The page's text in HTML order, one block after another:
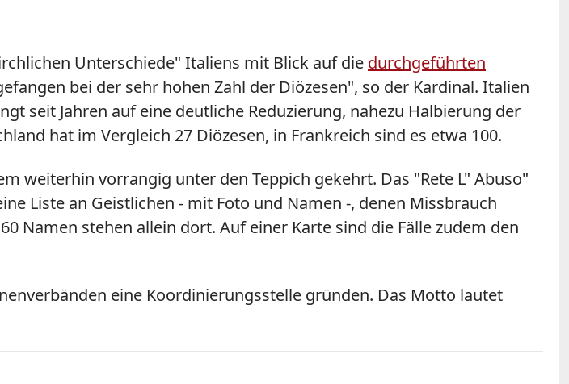
Unterschiede" Italiens mit Blick auf die durchgeführten
bei der sehr hohen Zahl der Diözesen", so der Kardinal. Italien
seit Jahren auf eine deutliche Reduzierung, nahezu Halbierung der
hat im Vergleich 27 Diözesen, in Frankreich sind es etwa 100.
weiterhin vorrangig unter den Teppich gekehrt. Das "Rete L" Abuso"
Liste an Geistlichen - mit Foto und Namen -, denen Missbrauch
Namen stehen allein dort. Auf einer Karte sind die Fälle zudem den
eine Koordinierungsstelle gründen. Das Motto lautet